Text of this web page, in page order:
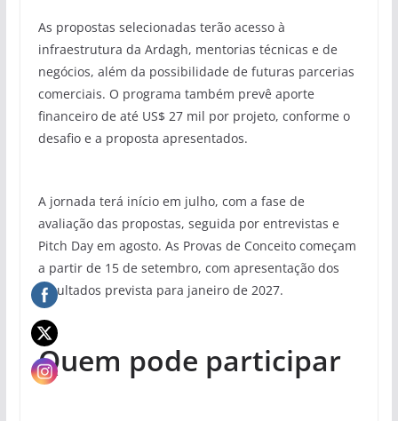
As propostas selecionadas terão acesso à
infraestrutura da Ardagh, mentorias técnicas e de
negócios, além da possibilidade de futuras parcerias
comerciais. O programa também prevê aporte
financeiro de até US$ 27 mil por projeto, conforme o
desafio e a proposta apresentados.
A jornada terá início em julho, com a fase de
avaliação das propostas, seguida por entrevistas e
Pitch Day em agosto. As Provas de Conceito começam
a partir de 15 de setembro, com apresentação dos
resultados prevista para janeiro de 2027.
Quem pode participar